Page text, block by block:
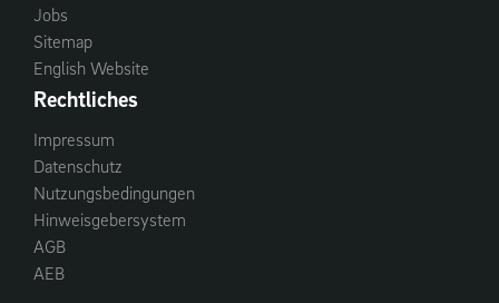
Jobs
Sitemap
English Website
Rechtliches
Impressum
Datenschutz
Nutzungsbedingungen
Hinweisgebersystem
AGB
AEB